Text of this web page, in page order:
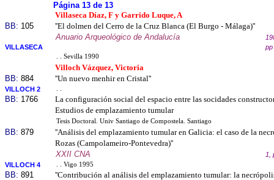
Página 13 de 13
Villaseca Díaz, F y Garrido Luque, A
BB: 105
''El dolmen del Cerro de la Cruz Blanca (El Burgo - Málaga)''
Anuario Arqueológico de Andalucía
VILLASECA
. . Sevilla 1990
Villoch Vázquez, Victoria
BB: 884 ''Un nuevo menhir en Cristal''
VILLOCH 2
BB: 1766
La configuración social del espacio entre las socidades
Estudios de emplazamiento tumular
Tesis Doctoral. Univ Santiago de Compostela. Santiago
BB: 879
''Análisis del emplazamiento tumular en Galicia: el caso de la
Rozas (Campolameiro-Pontevedra)''
XXII CNA
1,
VILLOCH 4
. . Vigo 1995
BB: 891
''Contribución al análisis del emplazamiento tumular: la